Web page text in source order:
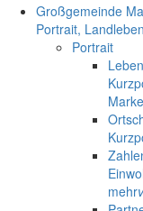
Großgemeinde
Portrait,
Portrait
mehr